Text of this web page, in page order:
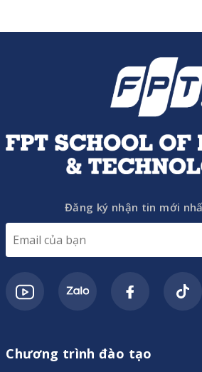
Đăng ký nhận tin mới
Chương trình đào tạo